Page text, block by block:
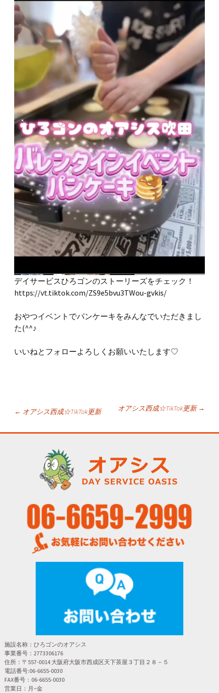
デイサービスひろゴンのストーリーズをチェック！
https://vt.tiktok.com/ZS9e5bvu3TWou-gvkis/
おやつイベントでパンケーキをみんなでいただきまし
た(^^♪
いいねとフォローよろしくお願いいたします♡
投
ビ
ン
← オアシス西成☆TikTok更新 オアシス西成☆TikTok更新→
施設名称：ひろゴンのオアシス
事業番号：2773306176
住所：〒557-0014 大阪府大阪市西成区天下茶屋３丁目２８－５
電話番号:06-6655-0030
FAX番号：06-6655-0030
営業日：月~金